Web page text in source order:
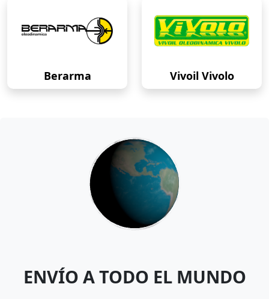
Berarma Vivoil Vivolo
ENVÍO A TODO EL MUNDO